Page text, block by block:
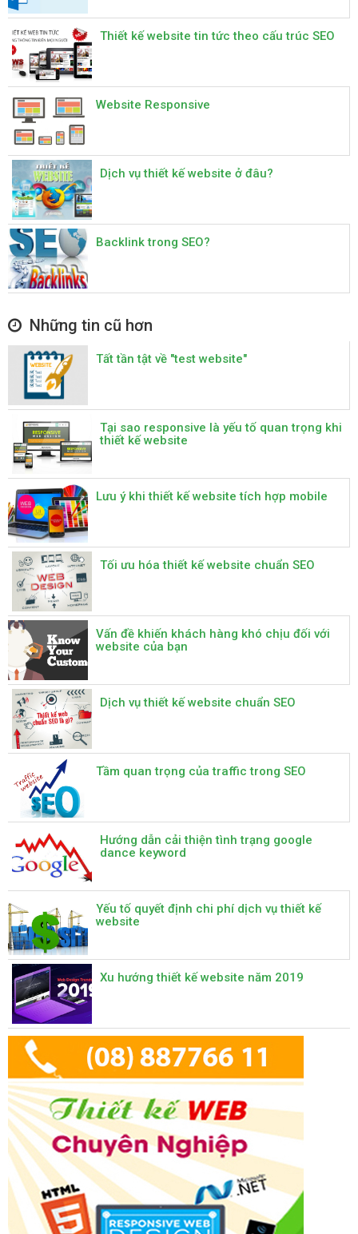
Thiết kế website tin tức theo cấu trúc SEO
Website Responsive
Dịch vụ thiết kế website ở đâu?
Backlink trong SEO?
Những tin cũ hơn
Tất tần tật về "test website"
Tại sao responsive là yếu tố quan trọng khi
thiết kế website
Lưu ý khi thiết kế website tích hợp mobile
Tối ưu hóa thiết kế website chuẩn SEO
Vấn đề khiến khách hàng khó chịu đối với
website của bạn
Dịch vụ thiết kế website chuẩn SEO
Tầm quan trọng của traffic trong SEO
Hướng dẫn cải thiện tình trạng google
dance keyword
Yếu tố quyết định chi phí dịch vụ thiết kế
website
Xu hướng thiết kế website năm 2019